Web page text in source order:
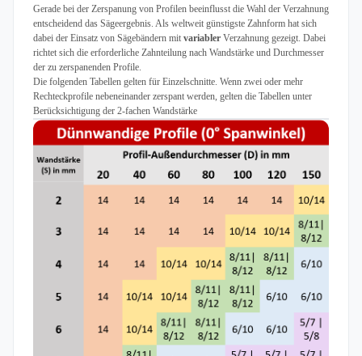
Gerade bei der Zerspanung von Profilen beeinflusst die Wahl der Verzahnung
entscheidend das Sägeergebnis. Als weltweit günstigste Zahnform hat sich
dabei der Einsatz von Sägebändern mit variabler Verzahnung gezeigt. Dabei
richtet sich die erforderliche Zahnteilung nach Wandstärke und Durchmesser
der zu zerspanenden Profile.
Die folgenden Tabellen gelten für Einzelschnitte. Wenn zwei oder mehr
Rechteckprofile nebeneinander zerspant werden, gelten die Tabellen unter
Berücksichtigung der 2-fachen Wandstärke